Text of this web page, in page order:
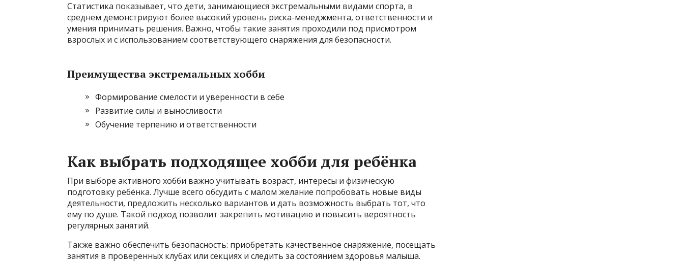
Статистика показывает, что дети, занимающиеся экстремальными видами спорта, в
среднем демонстрируют более высокий уровень риска-менеджмента, ответственности и
умения принимать решения. Важно, чтобы такие занятия проходили под присмотром
взрослых и с использованием соответствующего снаряжения для безопасности.
Преимущества экстремальных хобби
Формирование смелости и уверенности в себе
Развитие силы и выносливости
Обучение терпению и ответственности
Как выбрать подходящее хобби для ребёнка
При выборе активного хобби важно учитывать возраст, интересы и физическую
подготовку ребёнка. Лучше всего обсудить с малом желание попробовать новые виды
деятельности, предложить несколько вариантов и дать возможность выбрать тот, что
ему по душе. Такой подход позволит закрепить мотивацию и повысить вероятность
регулярных занятий.
Также важно обеспечить безопасность: приобретать качественное снаряжение, посещать
занятия в проверенных клубах или секциях и следить за состоянием здоровья малыша.